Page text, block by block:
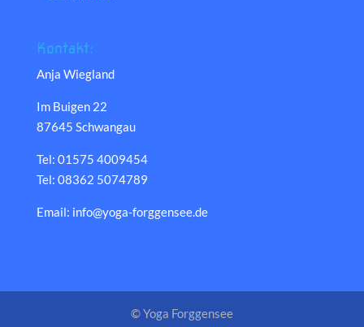
Kontakt:
Anja Wiegland
Im Buigen 22
87645 Schwangau
Tel: 01575 4009454
Tel: 08362 5074789
Email: info@yoga-forggensee.de
© Yoga Forggensee